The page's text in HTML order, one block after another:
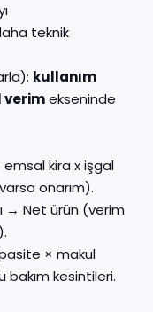
teknik
kullanım
verimekseninde
kira x işgal
onarım).
→ Net ürün (verim
× makul
bakım kesintileri.